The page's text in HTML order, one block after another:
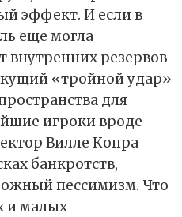
эффект. И если в
еще могла
внутренних резервов
«тройной удар»
для
игроки вроде
Вилле Копра
банкротств,
пессимизм. Что
и малых